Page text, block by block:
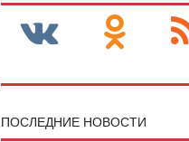
ПОСЛЕДНИЕ НОВОСТИ